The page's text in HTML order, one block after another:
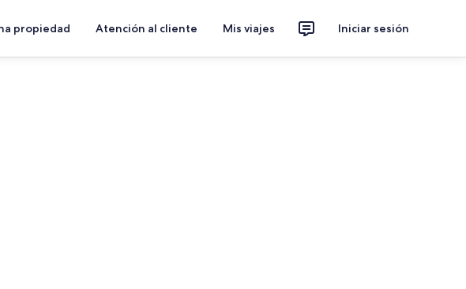
propiedad Atención al cliente Mis viajes Iniciar sesión